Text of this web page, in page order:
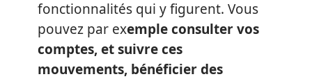
fonctionnalités qui y figurent. Vous
pouvez par exemple consulter vos
comptes, et suivre ces
mouvements, bénéficier des